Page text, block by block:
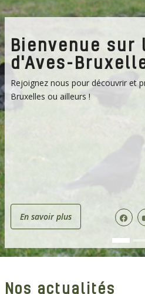
Bienvenue sur
d'Aves-
Rejoignez nous pour découvrir et
Bruxelles ou ailleurs !
En savoir plus
Previous
Nos actualités